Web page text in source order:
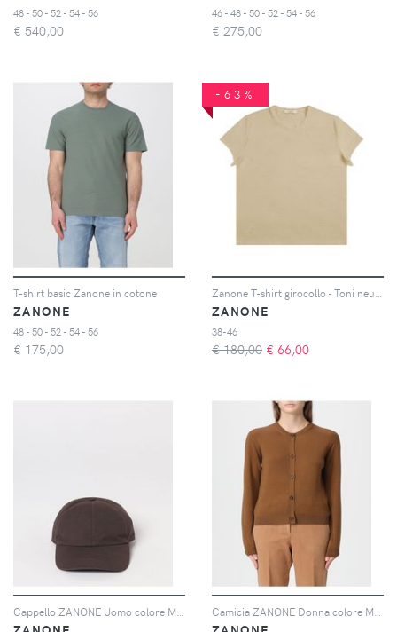
48 - 50 - 52 - 54 - 56
€ 540,00
46 - 48 - 50 - 52 - 54 - 56
€ 275,00
T-shirt basic Zanone in cotone
ZANONE
48 - 50 - 52 - 54 - 56
€ 175,00
-63%
ZANONE
38-46
€ 180,00 € 66,00